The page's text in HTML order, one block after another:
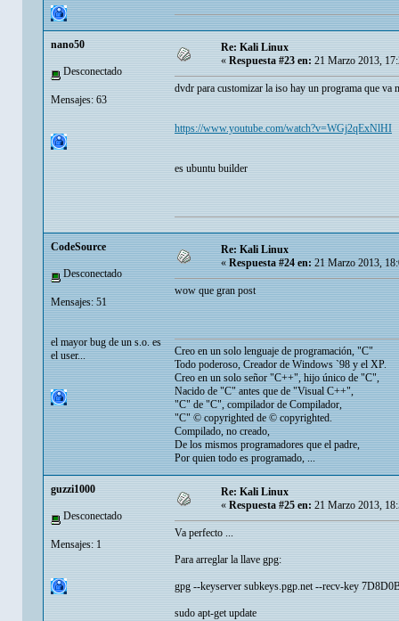
nano50
Desconectado
Mensajes: 63
Re: Kali Linux
« Respuesta #23 en: 21 Marzo 2013,
dvdr para customizar la iso hay un programa que va
https://www.youtube.com/watch?v=WGj2qExNlHI
es ubuntu builder
CodeSource
Desconectado
Mensajes: 51
el mayor bug de un s.o. es
el user...
Re: Kali Linux
«Respuesta #24 en:21 Marzo 2013,
wow que gran post
Creo en un solo lenguaje de programación, "C"
Todo poderoso, Creador de Windows `98 y el XP.
Creo en un solo señor "C++", hijo único de "C",
Nacido de "C" antes que de "Visual C++",
"C" de "C", compilador de Compilador,
"C" © copyrighted de © copyrighted.
Compilado, no creado,
De los mismos programadores que el padre,
Por quien todo es programado, ...
guzzi1000
Desconectado
Mensajes: 1
Re: Kali Linux
« Respuesta #25 en: 21 Marzo 2013,
Va perfecto ...
Para arreglar la llave gpg:
gpg --keyserver subkeys.pgp.net --recv-key
sudo apt-get update